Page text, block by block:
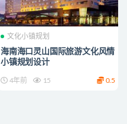
文化小镇规划
海南海口灵山国际旅游文化风情
小镇规划设计
4年前 15 0.5